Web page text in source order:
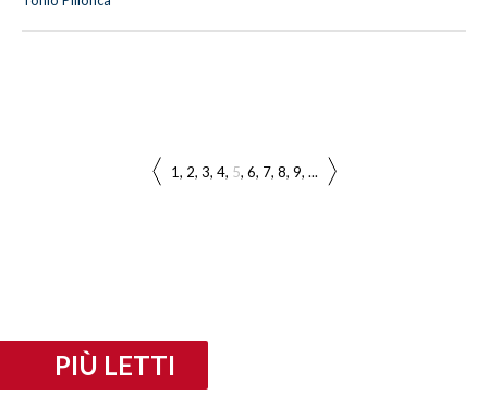
1 2 3 4 5 6 7 8 9 ...
PIÙ LETTI